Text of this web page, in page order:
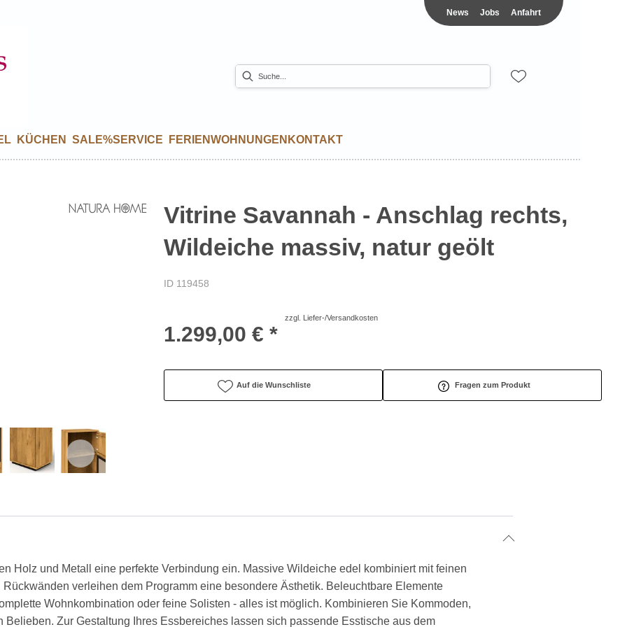
News Jobs Anfahrt
KÜCHEN SALE%SERVICE FERIENWOHNUNGEN KONTAKT
Vitrine Savannah - Anschlag rechts,
Wildeiche massiv, natur geölt
ID 119458
1.299,00 € *
zzgl. Liefer-/Versandkosten
Auf die Wunschliste Fragen zum Produkt
Holz und Metall eine perfekte Verbindung ein. Massive Wildeiche edel kombiniert mit feinen
verleihen dem Programm eine besondere Ästhetik. Beleuchtbare Elemente
Wohnkombination oder feine Solisten - alles ist möglich. Kombinieren Sie Kommoden,
Zur Gestaltung Ihres Essbereiches lassen sich passende Esstische aus dem